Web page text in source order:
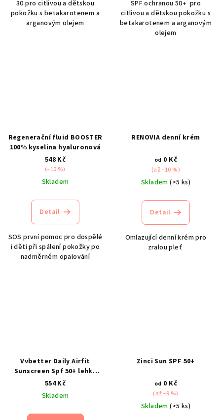
30 pro citlivou a dětskou
pokožku s betakarotenem a
arganovým olejem
SPF ochranou 50+ pro
citlivou a dětskou pokožku s
betakarotenem a arganovým
olejem
Regenerační fluid BOOSTER
100% kyselina hyaluronová
548 Kč
(–10 %)
Skladem
Detail
SOS první pomoc pro dospělé
i děti při spálení pokožky po
nadměrném opalování
RENOVIA denní krém
od 0 Kč
(až –10 %)
Skladem(>5 ks)
Detail
Omlazující denní krém pro
zralou pleť
Vvbetter Daily Airfit
Sunscreen Spf 50+ lehký
opalovací krém na obličej
554 Kč
Skladem
Zinci Sun SPF 50+
od 0 Kč
(až –9 %)
Skladem(>5 ks)